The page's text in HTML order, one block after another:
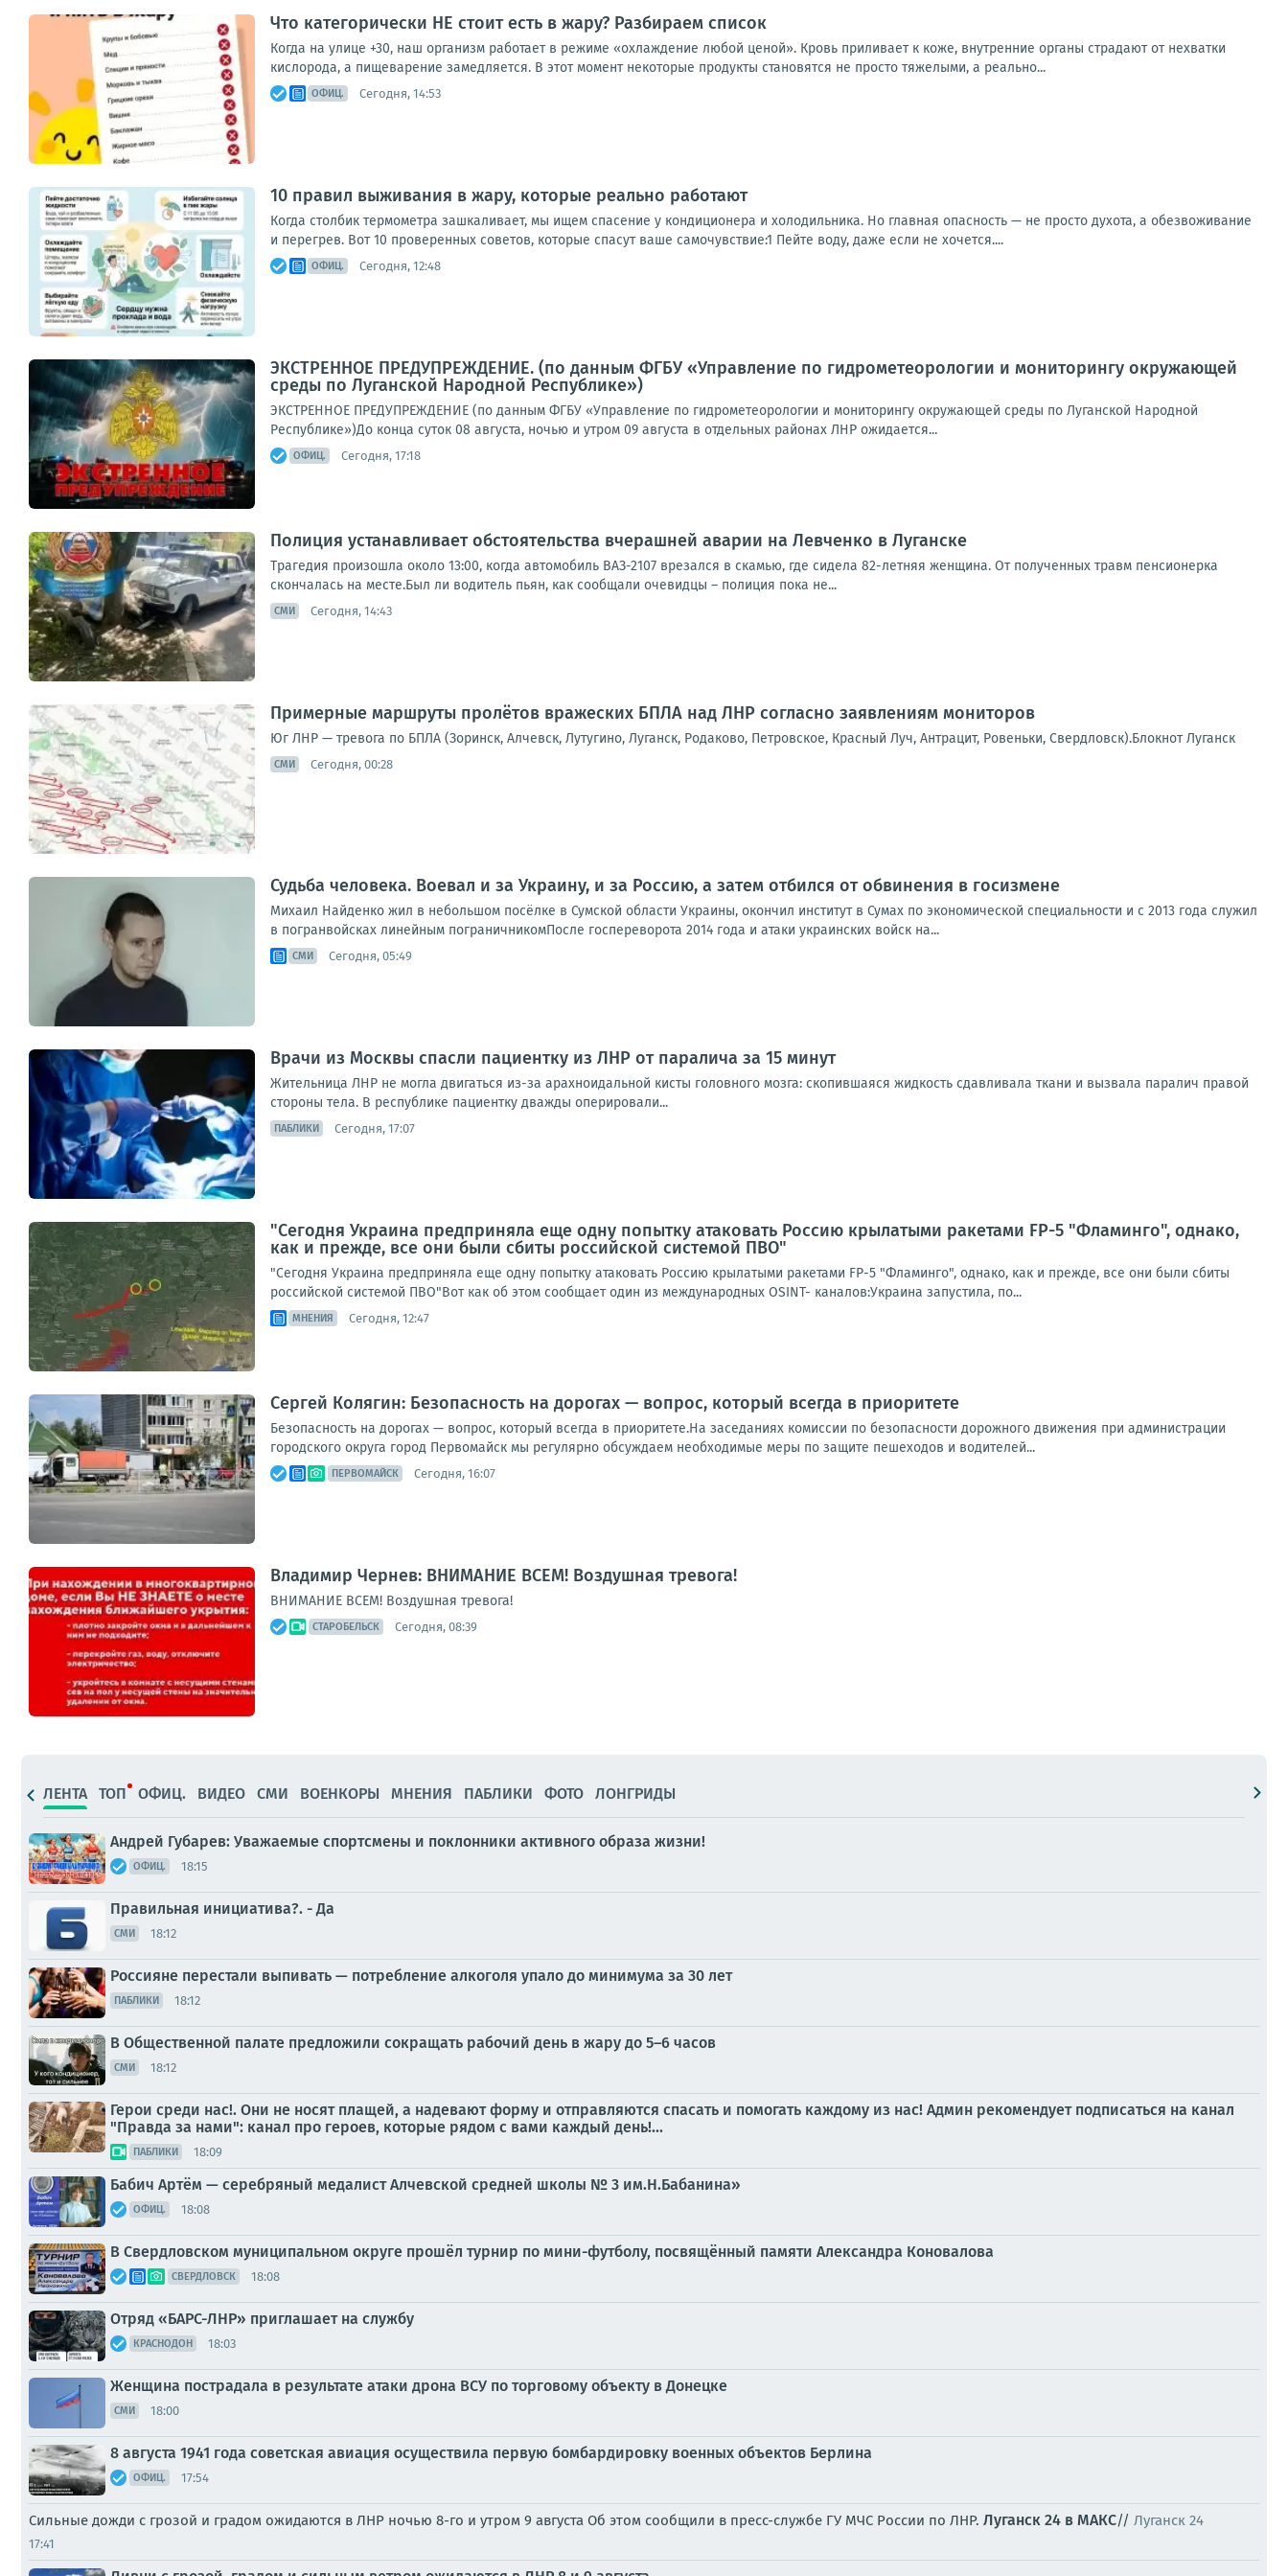
Что категорически НЕ стоит есть в жару? Разбираем список
Когда на улице +30, наш организм работает в режиме «охлаждение любой ценой». Кровь приливает к коже, внутренние органы страдают от нехватки
кислорода, а пищеварение замедляется. В этот момент некоторые продукты становятся не просто тяжелыми, а реально...
ОФИЦ. Сегодня, 14:53
10 правил выживания в жару, которые реально работают
Когда столбик термометра зашкаливает, мы ищем спасение у кондиционера и холодильника. Но главная опасность — не просто духота, а обезвоживание
и перегрев. Вот 10 проверенных советов, которые спасут ваше самочувствие:1 Пейте воду, даже если не хочется....
ОФИЦ. Сегодня, 12:48
ЭКСТРЕННОЕ ПРЕДУПРЕЖДЕНИЕ. (по данным ФГБУ «Управление по гидрометеорологии и мониторингу окружающей
среды по Луганской Народной Республике»)
ЭКСТРЕННОЕ ПРЕДУПРЕЖДЕНИЕ (по данным ФГБУ «Управление по гидрометеорологии и мониторингу окружающей среды по Луганской Народной
Республике»)До конца суток 08 августа, ночью и утром 09 августа в отдельных районах ЛНР ожидается...
ОФИЦ. Сегодня, 17:18
Полиция устанавливает обстоятельства вчерашней аварии на Левченко в Луганске
Трагедия произошла около 13:00, когда автомобиль ВАЗ-2107 врезался в скамью, где сидела 82-летняя женщина. От полученных травм пенсионерка
скончалась на месте.Был ли водитель пьян, как сообщали очевидцы – полиция пока не...
СМИ Сегодня, 14:43
Примерные маршруты пролётов вражеских БПЛА над ЛНР согласно заявлениям мониторов
Юг ЛНР — тревога по БПЛА (Зоринск, Алчевск, Лутугино, Луганск, Родаково, Петровское, Красный Луч, Антрацит, Ровеньки, Свердловск).Блокнот Луганск
СМИ Сегодня, 00:28
Судьба человека. Воевал и за Украину, и за Россию, а затем отбился от обвинения в госизмене
Михаил Найденко жил в небольшом посёлке в Сумской области Украины, окончил институт в Сумах по экономической специальности и с 2013 года служил
в погранвойсках линейным пограничникомПосле госпереворота 2014 года и атаки украинских войск на...
СМИ Сегодня, 05:49
Врачи из Москвы спасли пациентку из ЛНР от паралича за 15 минут
Жительница ЛНР не могла двигаться из-за арахноидальной кисты головного мозга: скопившаяся жидкость сдавливала ткани и вызвала паралич правой
стороны тела. В республике пациентку дважды оперировали...
ПАБЛИКИ Сегодня, 17:07
"Сегодня Украина предприняла еще одну попытку атаковать Россию крылатыми ракетами FP-5 "Фламинго", однако,
как и прежде, все они были сбиты российской системой ПВО"
"Сегодня Украина предприняла еще одну попытку атаковать Россию крылатыми ракетами FP-5 "Фламинго", однако, как и прежде, все они были сбиты
российской системой ПВО"Вот как об этом сообщает один из международных OSINT- каналов:Украина запустила, по...
МНЕНИЯ Сегодня, 12:47
Сергей Колягин: Безопасность на дорогах — вопрос, который всегда в приоритете
Безопасность на дорогах — вопрос, который всегда в приоритете.На заседаниях комиссии по безопасности дорожного движения при администрации
городского округа город Первомайск мы регулярно обсуждаем необходимые меры по защите пешеходов и водителей...
ПЕРВОМАЙСК Сегодня, 16:07
Владимир Чернев: ВНИМАНИЕ ВСЕМ! Воздушная тревога!
ВНИМАНИЕ ВСЕМ! Воздушная тревога!
СТАРОБЕЛЬСК Сегодня, 08:39
ЛЕНТА ТОП ОФИЦ. ВИДЕО СМИ ВОЕНКОРЫ МНЕНИЯ ПАБЛИКИ ФОТО ЛОНГРИДЫ
Андрей Губарев: Уважаемые спортсмены и поклонники активного образа жизни!
ОФИЦ. 18:15
Правильная инициатива?. - Да
СМИ 18:12
Россияне перестали выпивать — потребление алкоголя упало до минимума за 30 лет
ПАБЛИКИ 18:12
В Общественной палате предложили сокращать рабочий день в жару до 5–6 часов
СМИ 18:12
Герои среди нас!. Они не носят плащей, а надевают форму и отправляются спасать и помогать каждому из нас! Админ рекомендует подписаться на канал
"Правда за нами": канал про героев, которые рядом с вами каждый день!...
ПАБЛИКИ 18:09
Бабич Артём — серебряный медалист Алчевской средней школы № 3 им.Н.Бабанина»
ОФИЦ. 18:08
В Свердловском муниципальном округе прошёл турнир по мини-футболу, посвящённый памяти Александра Коновалова
СВЕРДЛОВСК 18:08
Отряд «БАРС-ЛНР» приглашает на службу
КРАСНОДОН 18:03
Женщина пострадала в результате атаки дрона ВСУ по торговому объекту в Донецке
СМИ 18:00
8 августа 1941 года советская авиация осуществила первую бомбардировку военных объектов Берлина
ОФИЦ. 17:54
Сильные дожди с грозой и градом ожидаются в ЛНР ночью 8-го и утром 9 августа Об этом сообщили в пресс-службе ГУ МЧС России по ЛНР. Луганск 24 в МАКС// Луганск 24
17:41